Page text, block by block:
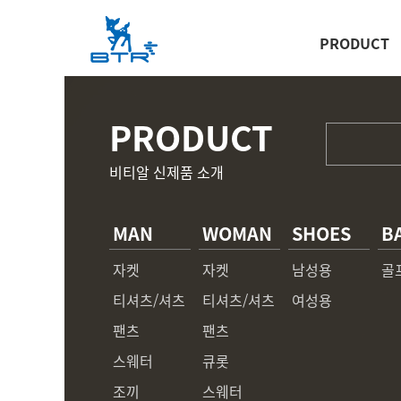
PRODUCT
PRODUCT
비티알 신제품 소개
MAN
자켓
티셔츠/셔츠
팬츠
스웨터
조끼
WOMAN
자켓
티셔츠/셔츠
팬츠
큐롯
스웨터
SHOES
남성용
여성용
골